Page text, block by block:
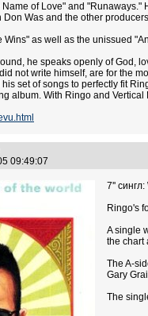
of Love" and
Was and the other
as well as the unissued
he speaks openly of God,
not write himself, are for the
set of songs to perfectly fit
album. With Ringo and
09:49:07
7''
Ringo's
A single
the chart
The A-
Gary
The